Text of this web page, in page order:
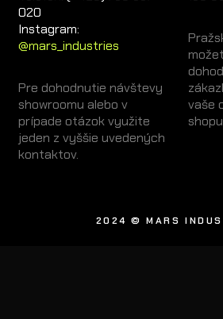
020
Instagram:
@mars_industries
Pre dohodnutie návštevy
showroomu alebo v
prípade otázok využite
jeden z vyššie uvedených
kontaktov.
vaše
2024 © MARS